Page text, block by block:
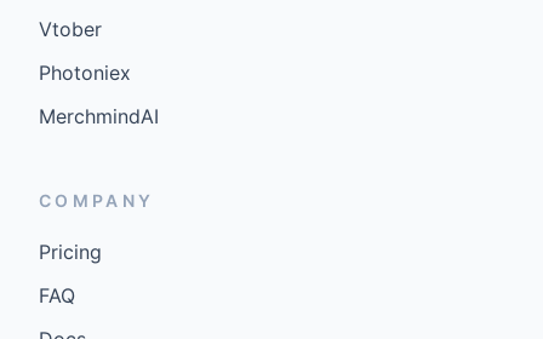
Vtober
Photoniex
MerchmindAI
COMPANY
Pricing
FAQ